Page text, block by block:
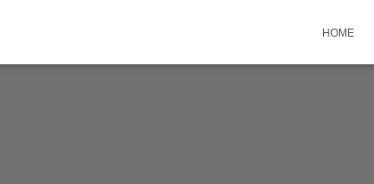
HOME